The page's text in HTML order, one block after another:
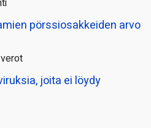
pörssi­osakkeiden arvo
joita ei löydy